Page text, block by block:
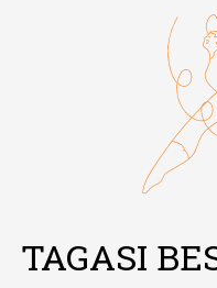
TAGASI